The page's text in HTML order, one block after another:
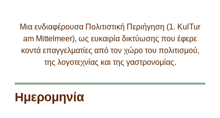
StF-συνεργάτες
Μια ενδιαφέρουσα Πολιτιστική Περιήγηση (1. KulTur
am Mittelmeer), ως ευκαιρία δικτύωσης που έφερε
κοντά επαγγελματίες από τον χώρο του πολιτισμού,
της λογοτεχνίας και της γαστρονομίας.
Ημερομηνία